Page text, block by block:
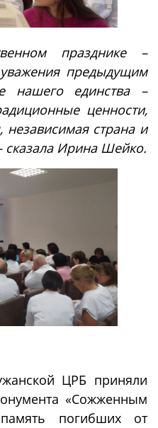
празднике –
предыдущим
нашего единства –
ценности,
страна и
Ирина Шейко.
ЦРБ приняли
«Сожженным
погибших от